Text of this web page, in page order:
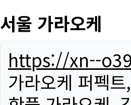
서울 가라오케
https://xn--
가라오케 퍼펙